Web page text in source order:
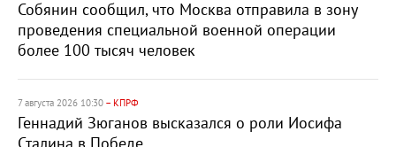
Собянин сообщил, что Москва отправила в зону
проведения специальной военной операции
более 100 тысяч человек
7 августа 2026 10:30 – КПРФ
Геннадий Зюганов высказался о роли Иосифа